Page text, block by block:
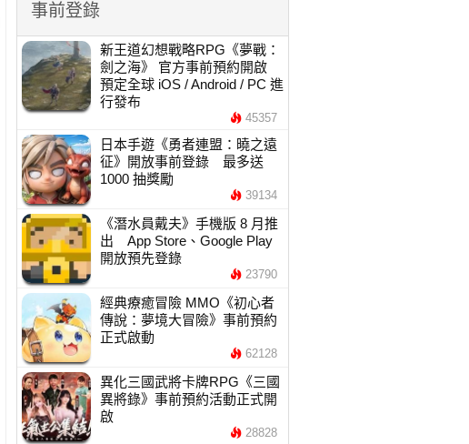
事前登錄
新王道幻想戰略RPG《夢戰：
劍之海》 官方事前預約開啟
預定全球 iOS / Android / PC 進
行發布
45357
日本手遊《勇者連盟：曉之遠
征》開放事前登錄 最多送
1000 抽獎勵
39134
《潛水員戴夫》手機版 8 月推
出 App Store、Google Play
開放預先登錄
23790
經典療癒冒險 MMO《初心者
傳說：夢境大冒險》事前預約
正式啟動
62128
異化三國武將卡牌RPG《三國
異將錄》事前預約活動正式開
啟
28828